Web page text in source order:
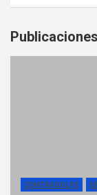
CONTRAGOLPE